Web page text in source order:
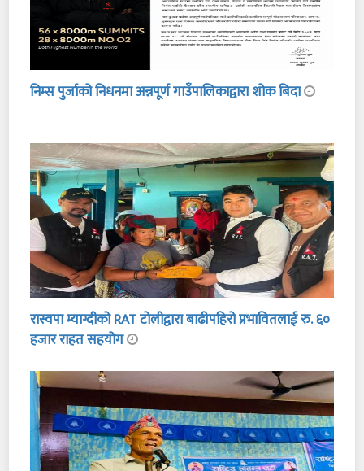
निम्स पुर्जाको निधनमा अन्नपूर्ण गाउँपालिकाद्वारा शोक बिदा
रास्वपा म्याग्दीको RAT टोलीद्वारा बाढीपहिरो प्रभावितलाई रु. ६०
हजार राहत सहयोग